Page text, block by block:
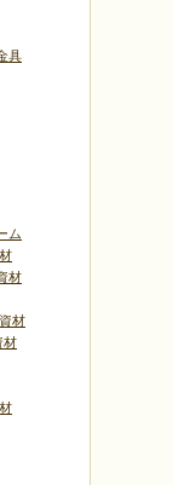
具
ム
材
材
材